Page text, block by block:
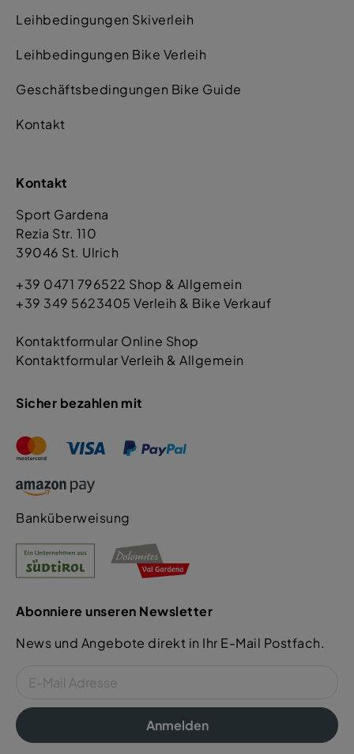
Leihbedingungen Skiverleih
Leihbedingungen Bike Verleih
Geschäftsbedingungen Bike Guide
Kontakt
Kontakt
Sport Gardena
Rezia Str. 110
39046 St. Ulrich
+39 0471 796522 Shop & Allgemein
+39 349 5623405 Verleih & Bike Verkauf
Kontaktformular Online Shop
Kontaktformular Verleih & Allgemein
Sicher bezahlen mit
Banküberweisung
Abonniere unseren Newsletter
News und Angebote direkt in Ihr E-Mail Postfach.
Anmelden